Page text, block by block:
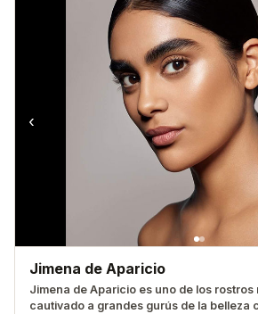
‹
Jimena de Aparicio
Jimena de Aparicio es uno de los rostros
cautivado a grandes gurús de la belleza